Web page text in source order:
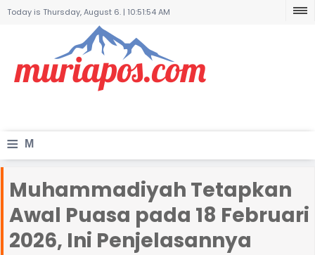
Today is Thursday, August 6. | 10:51:54 AM
≡ M
n
u
Muhammadiyah Tetapkan
Awal Puasa pada 18 Februari
2026, Ini Penjelasannya